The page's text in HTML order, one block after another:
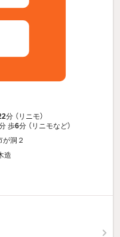
分 （リニモ）
歩6分 （リニモなど）
が洞２
造